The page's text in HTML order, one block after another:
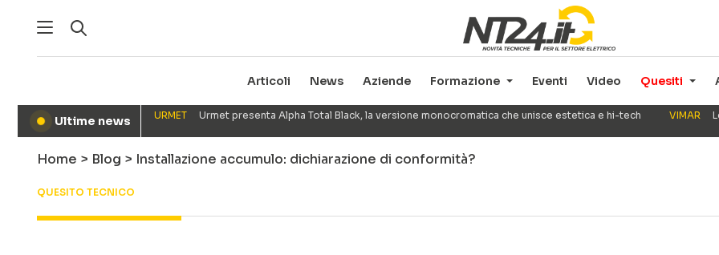
Articoli News Aziende Formazione Eventi Video Quesiti
● Ultime news URMET Urmet presenta Alpha Total Black, la versione monocromatica che unisce estetica e hi-tech VIMAR
Home > Blog > Installazione accumulo: dichiarazione di conformità?
QUESITO TECNICO